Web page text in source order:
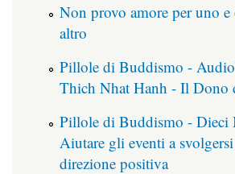
Non provo amore per uno
altro
Pillole di Buddismo -
Thich Nhat Hanh - Il Dono
Pillole di Buddismo - Dieci
Aiutare gli eventi a
direzione positiva